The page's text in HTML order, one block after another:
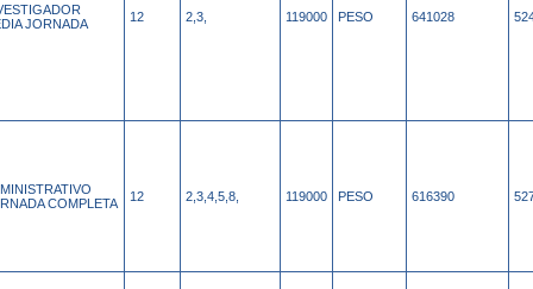
JORNADA
12 2,3, 119000 PESO 641028
COMPLETA
12 2,3,4,5,8, 119000 PESO 616390